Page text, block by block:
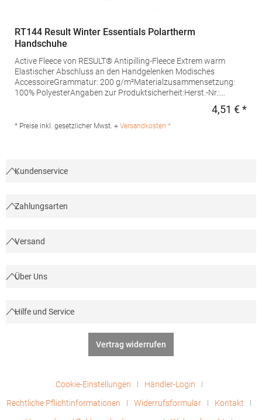
RT144 Result Winter Essentials Polartherm
Handschuhe
Active Fleece von RESULT® Antipilling-Fleece Extrem warm
Elastischer Abschluss an den Handgelenken Modisches
AccessoireGrammatur: 200 g/m²Materialzusammensetzung:
100% PolyesterAngaben zur Produktsicherheit:Herst.-Nr.:
4,51 € *
* Preise inkl. gesetzlicher Mwst. + Versandkosten *
Kundenservice
Zahlungsarten
Versand
Über Uns
Hilfe und Service
Vertrag widerrufen
Cookie-Einstellungen
Händler-Login
Rechtliche Pflichtinformationen
Widerrufsformular
Kontakt